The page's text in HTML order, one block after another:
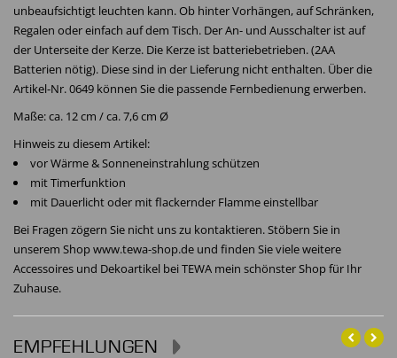
unbeaufsichtigt leuchten kann. Ob hinter Vorhängen, auf Schränken,
Regalen oder einfach auf dem Tisch. Der An- und Ausschalter ist auf
der Unterseite der Kerze. Die Kerze ist batteriebetrieben. (2AA
Batterien nötig). Diese sind in der Lieferung nicht enthalten. Über die
Artikel-Nr. 0649 können Sie die passende Fernbedienung erwerben.
Maße: ca. 12 cm / ca. 7,6 cm Ø
Hinweis zu diesem Artikel:
vor Wärme & Sonneneinstrahlung schützen
mit Timerfunktion
mit Dauerlicht oder mit flackernder Flamme einstellbar
Bei Fragen zögern Sie nicht uns zu kontaktieren. Stöbern Sie in
unserem Shop www.tewa-shop.de und finden Sie viele weitere
Accessoires und Dekoartikel bei TEWA mein schönster Shop für Ihr
Zuhause.
EMPFEHLUNGEN